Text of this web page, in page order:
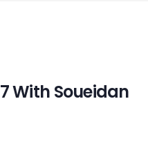
With Soueidan